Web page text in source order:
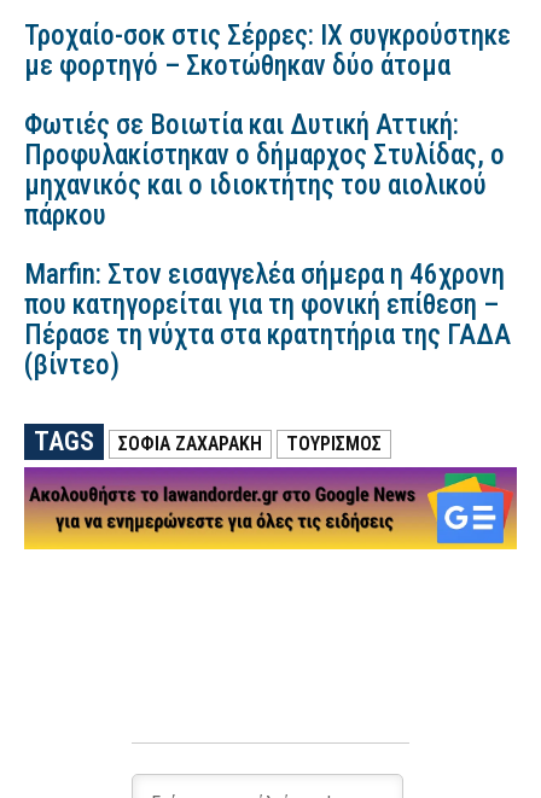
Τροχαίο-σοκ στις Σέρρες: ΙΧ συγκρούστηκε
με φορτηγό – Σκοτώθηκαν δύο άτομα
Φωτιές σε Βοιωτία και Δυτική Αττική:
Προφυλακίστηκαν ο δήμαρχος Στυλίδας, ο
μηχανικός και ο ιδιοκτήτης του αιολικού
πάρκου
Marfin: Στον εισαγγελέα σήμερα η 46χρονη
που κατηγορείται για τη φονική επίθεση –
Πέρασε τη νύχτα στα κρατητήρια της ΓΑΔΑ
(βίντεο)
TAGS ΣΟΦΙΑ ΖΑΧΑΡΑΚΗ ΤΟΥΡΙΣΜΌΣ